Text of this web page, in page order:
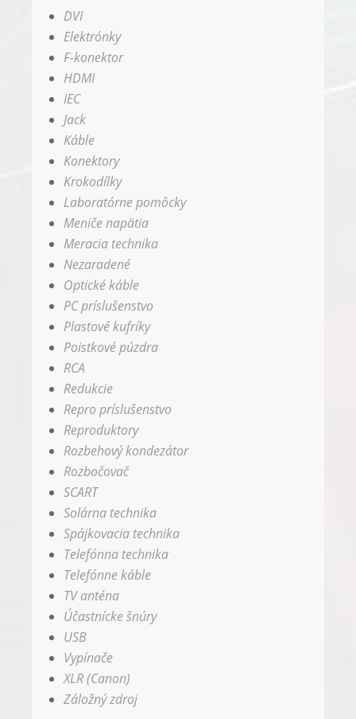
DVI
Elektrónky
F-konektor
HDMI
IEC
Jack
Káble
Konektory
Krokodílky
Laboratórne pomôcky
Meniče napätia
Meracia technika
Nezaradené
Optické káble
PC príslušenstvo
Plastové kufríky
Poistkové púzdra
RCA
Redukcie
Repro príslušenstvo
Reproduktory
Rozbehový kondezátor
Rozbočovač
SCART
Solárna technika
Spájkovacia technika
Telefónna technika
Telefónne káble
TV anténa
Účastnícke šnúry
USB
Vypínače
XLR (Canon)
Záložný zdroj